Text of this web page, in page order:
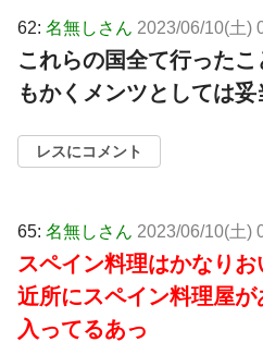
62: 名無しさん 2023/06/10(土)
これらの国全て行った
もかくメンツとしては妥
レスにコメント
65: 名無しさん 2023/06/10(土)
スペイン料理はかなり
近所にスペイン料理屋
入ってるあっ